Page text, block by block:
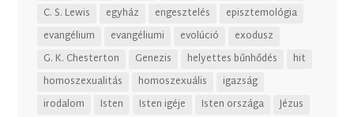
C. S. Lewis
egyház engesztelés
episztemológia
evangélium
evangéliumi evolúció
exodusz
G. K. Chesterton
Genezis helyettes bűnhődés
hit
homoszexualitás
homoszexuális
igazság
irodalom
Isten Isten igéje Isten országa
Jézus